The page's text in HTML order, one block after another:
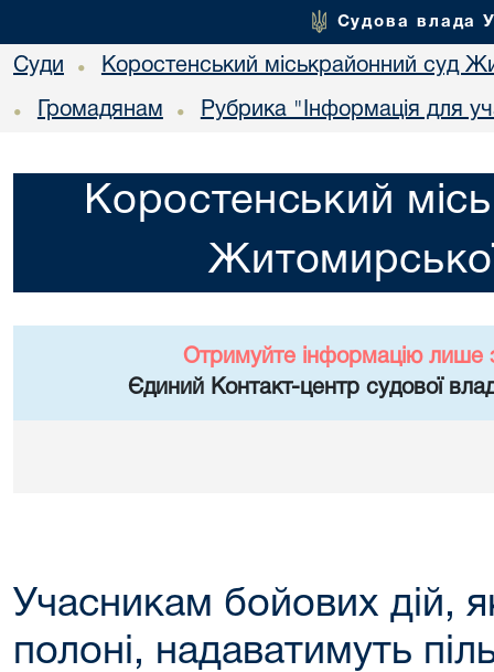
Судова влада
Суди • Коростенський міськрайонний суд
• Громадянам • Рубрика "Інформація для
Коростенський
Отримуйте інформацію лише
Єдиний Контакт-центр судової
Учасникам бойових дій,
полоні, надаватимуть